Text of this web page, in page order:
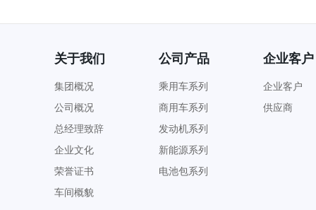
关于我们 公司产品 企业客户
集团概况
公司概况
总经理致辞
企业文化
荣誉证书
车间概貌
乘用车系列
商用车系列
发动机系列
新能源系列
电池包系列
企业客户
供应商